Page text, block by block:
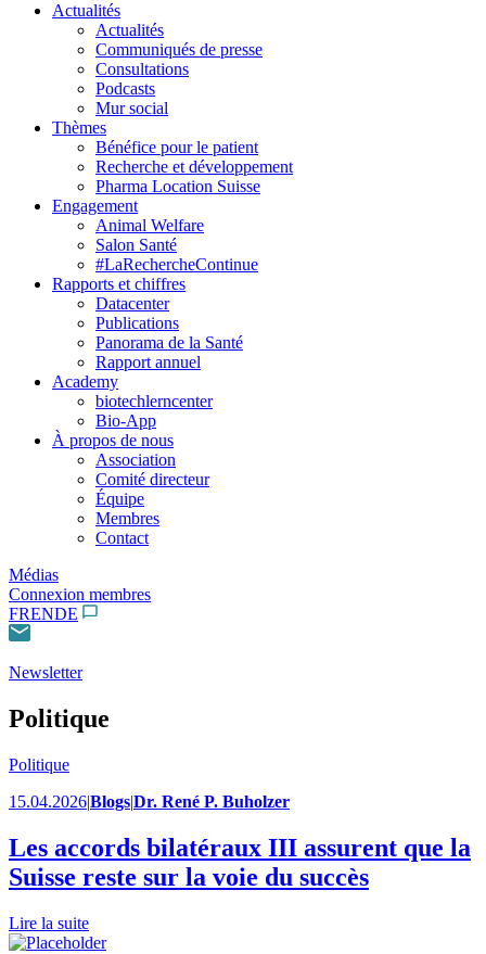
Actualités
Actualités
Communiqués de presse
Consultations
Podcasts
Mur social
Thèmes
Bénéfice pour le patient
Recherche et développement
Pharma Location Suisse
Engagement
Animal Welfare
Salon Santé
#LaRechercheContinue
Rapports et chiffres
Datacenter
Publications
Panorama de la Santé
Rapport annuel
Academy
biotechlerncenter
Bio-App
À propos de nous
Association
Comité directeur
Équipe
Membres
Contact
Médias
Connexion membres
FRENDE
Newsletter
Politique
Politique
15.04.2026|Blogs|Dr. René P. Buholzer
Les accords bilatéraux III assurent que la
Suisse reste sur la voie du succès
Lire la suite